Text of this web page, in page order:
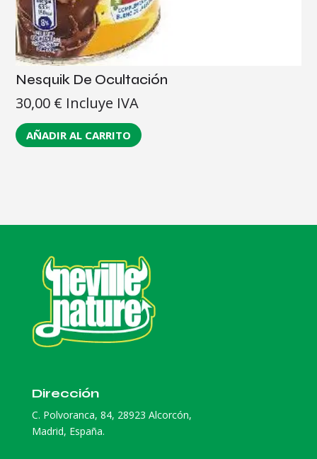
Nesquik De Ocultación
30,00 € Incluye IVA
AÑADIR AL CARRITO
Dirección
C. Polvoranca, 84, 28923 Alcorcón,
Madrid, España.